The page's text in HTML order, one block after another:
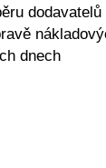
dodavatelů
dnech